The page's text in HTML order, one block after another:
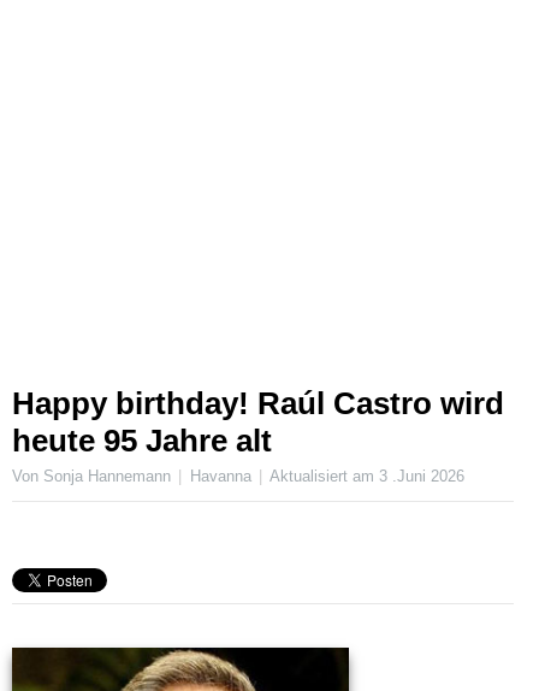
Happy birthday! Raúl Castro wird
heute 95 Jahre alt
Von Sonja Hannemann Havanna Aktualisiert am 3 .Juni 2026